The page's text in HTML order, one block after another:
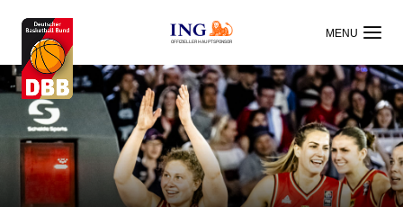
OFFIZIELLER HAUPTSPONSOR